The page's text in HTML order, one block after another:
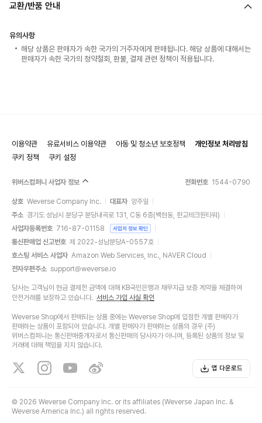
교환/반품 안내
유의사항
해당 상품은 판매자가 속한 국가의 거주자에게 판매됩니다. 해당 상품에 대해서는
판매자가 속한 국가의 청약철회, 환불, 결제 관련 정책이 적용됩니다.
이용약관 유료서비스 이용약관 아동 및 청소년 보호정책
개인정보 처리방침
쿠키 정책
쿠키 설정
위버스컴퍼니 사업자 정보 전화번호 1544-0790
상호 Weverse Company Inc. 대표자 양주일
주소 경기도 성남시 분당구 분당내곡로 131, C동 6층(백현동, 판교테크원타워)
사업자등록번호 716-87-01158 사업자 정보 확인
통신판매업 신고번호 제 2022-성남분당A-0557호
호스팅 서비스 사업자 Amazon Web Services, Inc., NAVER Cloud
전자우편주소 support@weverse.io
당사는 고객님이 현금 결제한 금액에 대해 KB국민은행과 채무지급 보증 계약을 체결하여
안전거래를 보장하고 있습니다. 서비스 가입 사실 확인
Weverse Shop에서 판매되는 상품 중에는 Weverse Shop에 입점한 개별 판매자가
판매하는 상품이 포함되어 있습니다. 개별 판매자가 판매하는 상품의 경우 (주)
위버스컴퍼니는 통신판매중개자로서 통신판매의 당사자가 아니며, 등록된 상품의 정보 및
거래에 대해 책임을 지지 않습니다.
앱 다운로드
© 2026 Weverse Company Inc. or its affiliates (Weverse Japan Inc. &
Weverse America Inc.) all rights reserved.